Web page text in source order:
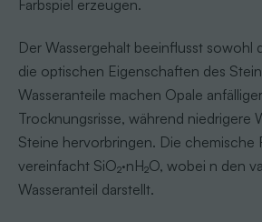
Farbspiel erzeugen.
Der Wassergehalt beeinflusst sowohl
die optischen Eigenschaften des
Wasseranteile machen Opale
Trocknungsrisse, während niedrigere
Steine hervorbringen. Die chemische
vereinfacht SiO₂·nH₂O, wobei n den
Wasseranteil darstellt.